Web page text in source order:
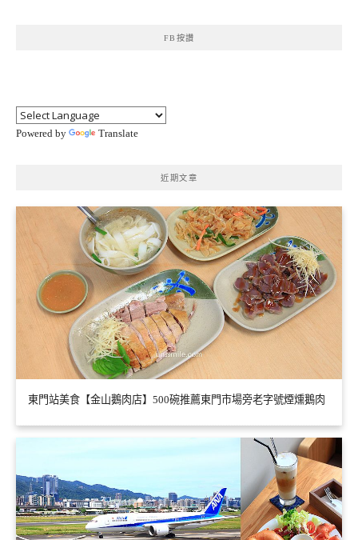
FB按讚
Powered by Translate
近期文章
東門站美食【金山鵝肉店】500碗推薦東門市場旁老字號煙燻鵝肉